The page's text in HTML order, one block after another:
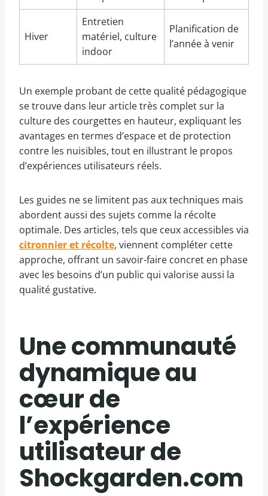
Hiver
Entretien
matériel, culture
indoor
Planification de
l’année à venir
Un exemple probant de cette qualité pédagogique
se trouve dans leur article très complet sur la
culture des courgettes en hauteur, expliquant les
avantages en termes d’espace et de protection
contre les nuisibles, tout en illustrant le propos
d’expériences utilisateurs réels.
Les guides ne se limitent pas aux techniques mais
abordent aussi des sujets comme la récolte
optimale. Des articles, tels que ceux accessibles via
citronnier et récolte, viennent compléter cette
approche, offrant un savoir-faire concret en phase
avec les besoins d’un public qui valorise aussi la
qualité gustative.
Une communauté
dynamique au
cœur de
l’expérience
utilisateur de
Shockgarden.com